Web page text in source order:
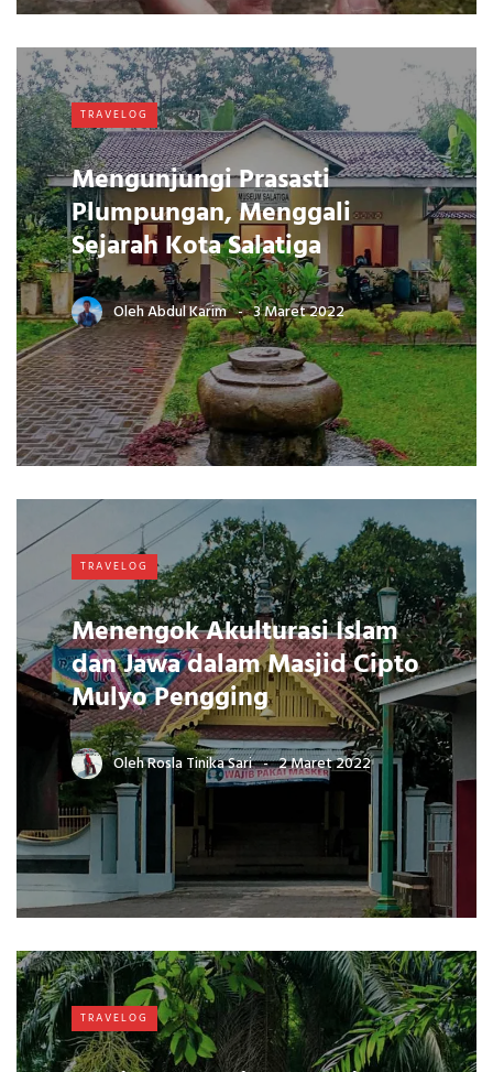
TRAVELOG
Mengunjungi Prasasti
Plumpungan, Menggali
Sejarah Kota Salatiga
OlehAbdul Karim 3 Maret 2022
TRAVELOG
Menengok Akulturasi Islam
dan Jawa dalam Masjid Cipto
Mulyo Pengging
OlehRosla Tinika Sari 2 Maret 2022
TRAVELOG